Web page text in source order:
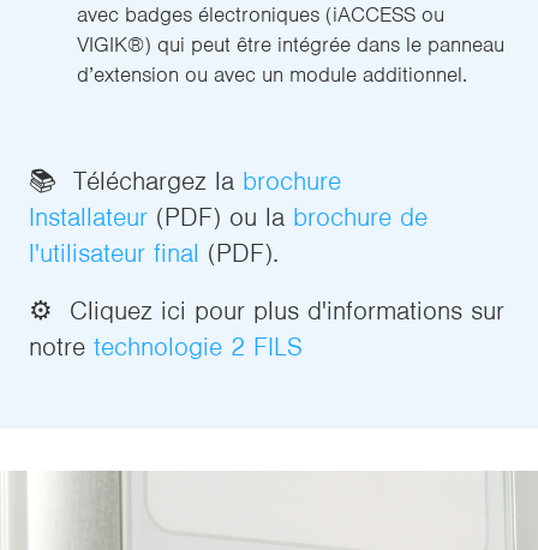
avec badges électroniques (iACCESS ou
VIGIK®) qui peut être intégrée dans le panneau
d’extension ou avec un module additionnel.
📚 Téléchargez la brochure
Installateur (PDF) ou la brochure de
l'utilisateur final (PDF).
⚙️ Cliquez ici pour plus d'informations sur
notre technologie 2 FILS